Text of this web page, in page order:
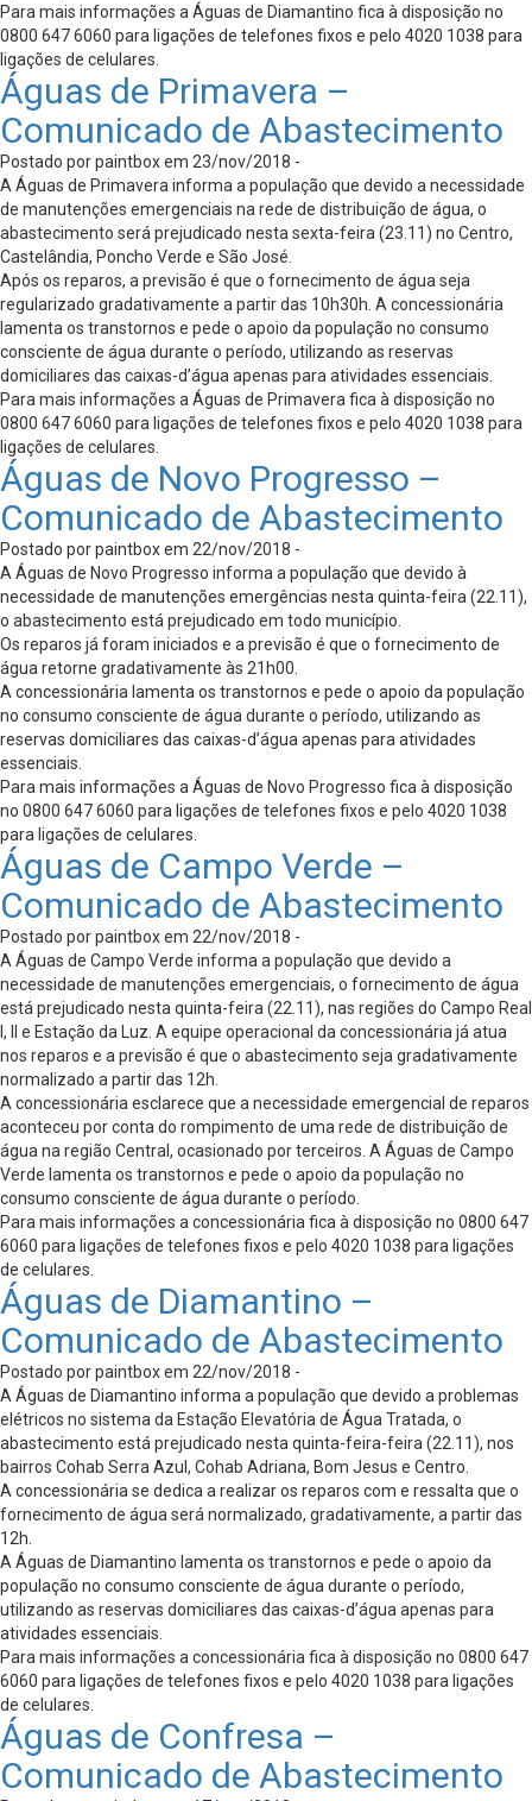
Para mais informações a Águas de Diamantino fica à disposição no
0800 647 6060 para ligações de telefones fixos e pelo 4020 1038 para
ligações de celulares.
Águas de Primavera –
Comunicado de Abastecimento
Postado por paintbox em 23/nov/2018 -
A Águas de Primavera informa a população que devido a necessidade
de manutenções emergenciais na rede de distribuição de água, o
abastecimento será prejudicado nesta sexta-feira (23.11) no Centro,
Castelândia, Poncho Verde e São José.
Após os reparos, a previsão é que o fornecimento de água seja
regularizado gradativamente a partir das 10h30h. A concessionária
lamenta os transtornos e pede o apoio da população no consumo
consciente de água durante o período, utilizando as reservas
domiciliares das caixas-d’água apenas para atividades essenciais.
Para mais informações a Águas de Primavera fica à disposição no
0800 647 6060 para ligações de telefones fixos e pelo 4020 1038 para
ligações de celulares.
Águas de Novo Progresso –
Comunicado de Abastecimento
Postado por paintbox em 22/nov/2018 -
A Águas de Novo Progresso informa a população que devido à
necessidade de manutenções emergências nesta quinta-feira (22.11),
o abastecimento está prejudicado em todo município.
Os reparos já foram iniciados e a previsão é que o fornecimento de
água retorne gradativamente às 21h00.
A concessionária lamenta os transtornos e pede o apoio da população
no consumo consciente de água durante o período, utilizando as
reservas domiciliares das caixas-d’água apenas para atividades
essenciais.
Para mais informações a Águas de Novo Progresso fica à disposição
no 0800 647 6060 para ligações de telefones fixos e pelo 4020 1038
para ligações de celulares.
Águas de Campo Verde –
Comunicado de Abastecimento
Postado por paintbox em 22/nov/2018 -
A Águas de Campo Verde informa a população que devido a
necessidade de manutenções emergenciais, o fornecimento de água
está prejudicado nesta quinta-feira (22.11), nas regiões do Campo Real
I, II e Estação da Luz. A equipe operacional da concessionária já atua
nos reparos e a previsão é que o abastecimento seja gradativamente
normalizado a partir das 12h.
A concessionária esclarece que a necessidade emergencial de reparos
aconteceu por conta do rompimento de uma rede de distribuição de
água na região Central, ocasionado por terceiros. A Águas de Campo
Verde lamenta os transtornos e pede o apoio da população no
consumo consciente de água durante o período.
Para mais informações a concessionária fica à disposição no 0800 647
6060 para ligações de telefones fixos e pelo 4020 1038 para ligações
de celulares.
Águas de Diamantino –
Comunicado de Abastecimento
Postado por paintbox em 22/nov/2018 -
A Águas de Diamantino informa a população que devido a problemas
elétricos no sistema da Estação Elevatória de Água Tratada, o
abastecimento está prejudicado nesta quinta-feira-feira (22.11), nos
bairros Cohab Serra Azul, Cohab Adriana, Bom Jesus e Centro.
A concessionária se dedica a realizar os reparos com e ressalta que o
fornecimento de água será normalizado, gradativamente, a partir das
12h.
A Águas de Diamantino lamenta os transtornos e pede o apoio da
população no consumo consciente de água durante o período,
utilizando as reservas domiciliares das caixas-d’água apenas para
atividades essenciais.
Para mais informações a concessionária fica à disposição no 0800 647
6060 para ligações de telefones fixos e pelo 4020 1038 para ligações
de celulares.
Águas de Confresa –
Comunicado de Abastecimento